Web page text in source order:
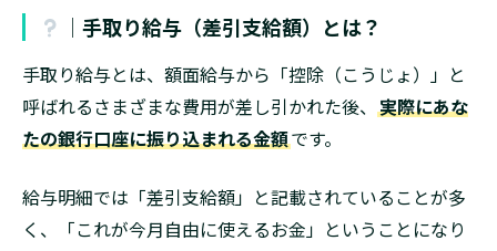
│手取り給与（差引支給額）とは？
手取り給与とは、額面給与から「控除（こうじょ）」と
呼ばれるさまざまな費用が差し引かれた後、 実際にあな
たの銀行口座に振り込まれる金額です。
給与明細では「差引支給額」と記載されていることが多
く、「これが今月自由に使えるお金」ということになり